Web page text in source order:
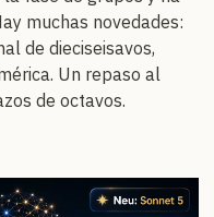
muchas novedades:
de dieciseisavos,
Un repaso al
de octavos.